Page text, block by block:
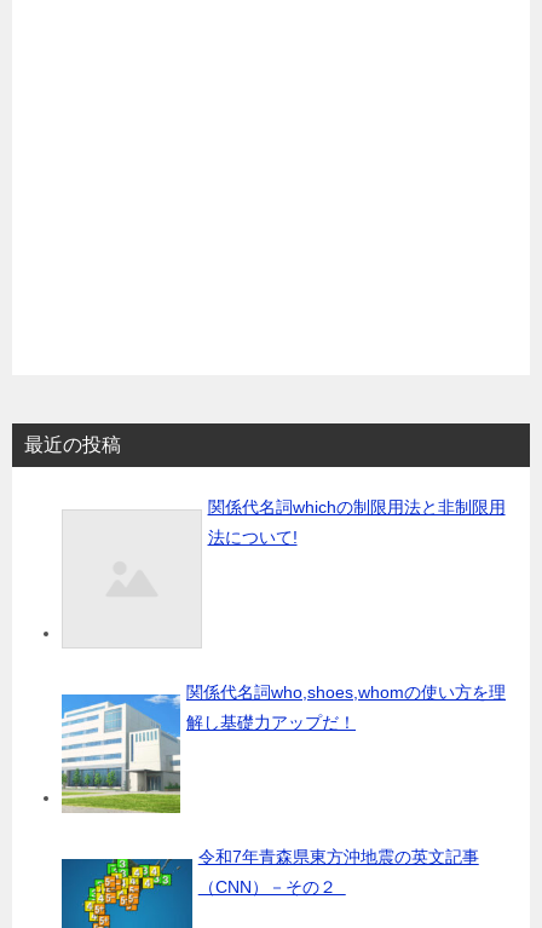
最近の投稿
関係代名詞whichの制限用法と非制限用
法について!
関係代名詞who,shoes,whomの使い方を理
解し基礎力アップだ！
令和7年青森県東方沖地震の英文記事
（CNN）－その２